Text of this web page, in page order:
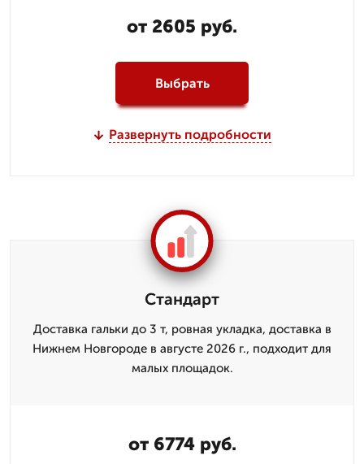
от 2605 руб.
Выбрать
Развернуть подробности
Стандарт
Доставка гальки до 3 т, ровная укладка, доставка в
Нижнем Новгороде в августе 2026 г., подходит для
малых площадок.
от 6774 руб.